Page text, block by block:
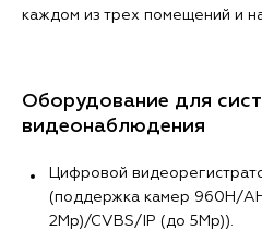
каждом из трех помещений и
Оборудование для
видеонаблюдения
Цифровой
(поддержка камер 960Н/
2Mp)/CVBS/IP (до 5Mp)).